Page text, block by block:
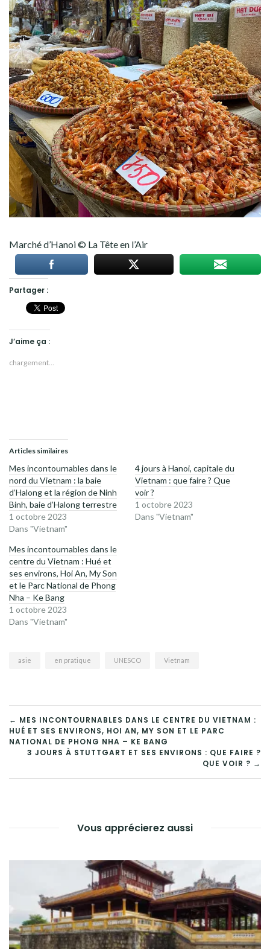
Marché d’Hanoi © La Tête en l’Air
Partager :
J’aime ça :
chargement…
Articles similaires
Mes incontournables dans le
nord du Vietnam : la baie
d’Halong et la région de Ninh
Binh, baie d’Halong terrestre
1 octobre 2023
Dans "Vietnam"
4 jours à Hanoi, capitale du
Vietnam : que faire ? Que
voir ?
1 octobre 2023
Dans "Vietnam"
Mes incontournables dans le
centre du Vietnam : Hué et
ses environs, Hoi An, My Son
et le Parc National de Phong
Nha – Ke Bang
1 octobre 2023
Dans "Vietnam"
asie en pratique UNESCO Vietnam
NAVIGATION
DE
L’ARTICLE
← MES INCONTOURNABLES DANS LE CENTRE DU VIETNAM :
HUÉ ET SES ENVIRONS, HOI AN, MY SON ET LE PARC
NATIONAL DE PHONG NHA – KE BANG
3 JOURS À STUTTGART ET SES ENVIRONS : QUE FAIRE ?
QUE VOIR ? →
Vous apprécierez aussi